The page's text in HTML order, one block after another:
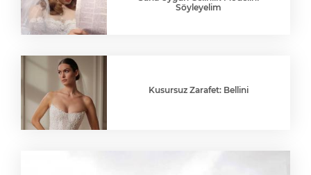
Söyleyelim
Kusursuz Zarafet: Bellini